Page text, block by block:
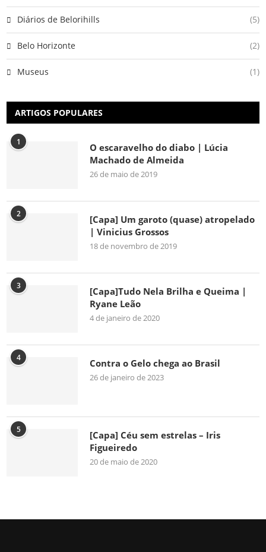
Diários de Belorihills (5)
Belo Horizonte (2)
Museus (1)
ARTIGOS POPULARES
1
O escaravelho do diabo | Lúcia
Machado de Almeida
26 de maio de 2019
2
[Capa] Um garoto (quase) atropelado
| Vinicius Grossos
18 de novembro de 2019
3
[Capa]Tudo Nela Brilha e Queima |
Ryane Leão
4 de janeiro de 2020
4 Contra o Gelo chega ao Brasil
26 de janeiro de 2023
5
[Capa] Céu sem estrelas – Iris
Figueiredo
20 de maio de 2020